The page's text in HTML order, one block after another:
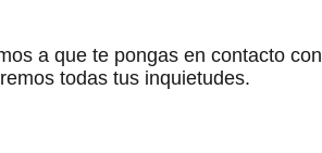
a que te pongas en contacto con
todas tus inquietudes.